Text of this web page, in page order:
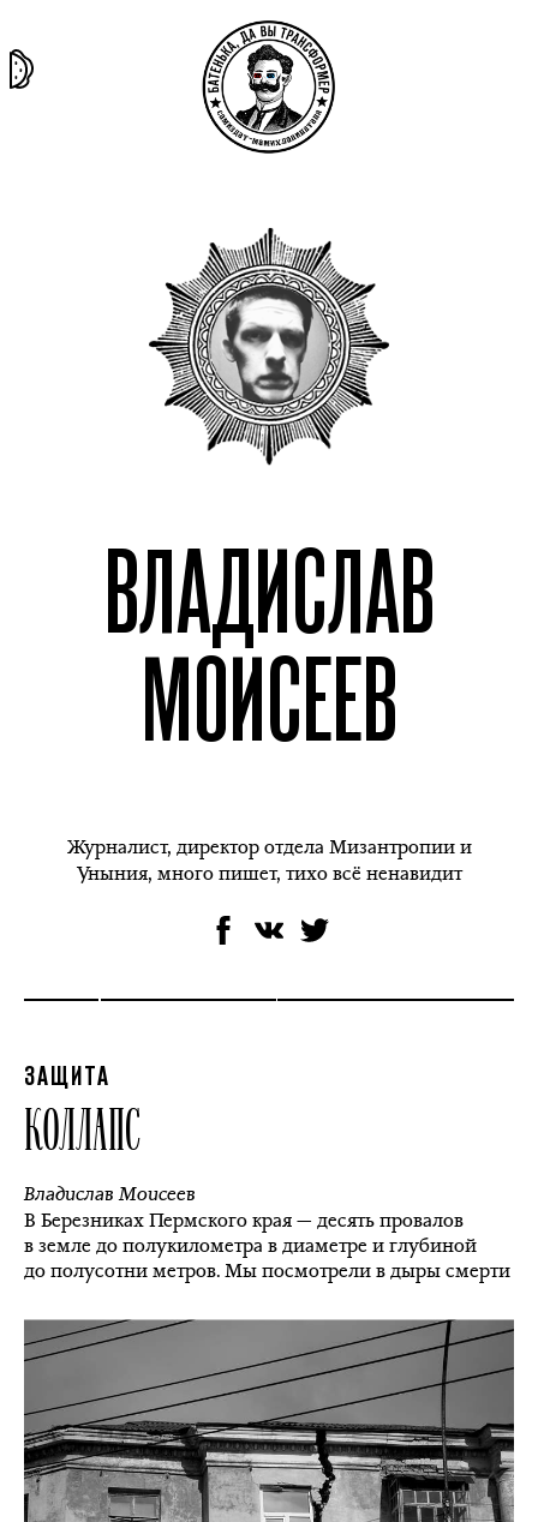
ВЛАДИСЛАВ
МОИСЕЕВ
Журналист, директор отдела Мизантропии и
Уныния, много пишет, тихо всё ненавидит
ЗАЩИТА
КОЛЛАПС
Владислав Моисеев
В Березниках Пермского края — десять провалов
в земле до полукилометра в диаметре и глубиной
до полусотни метров. Мы посмотрели в дыры смерти